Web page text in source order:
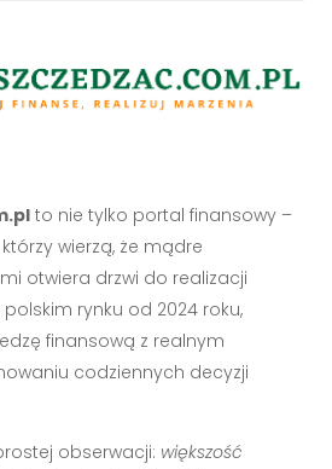
to nie tylko portal finansowy –
wierzą, że mądre
otwiera drzwi do realizacji
rynku od 2024 roku,
finansową z realnym
codziennych decyzji
obserwacji: większość